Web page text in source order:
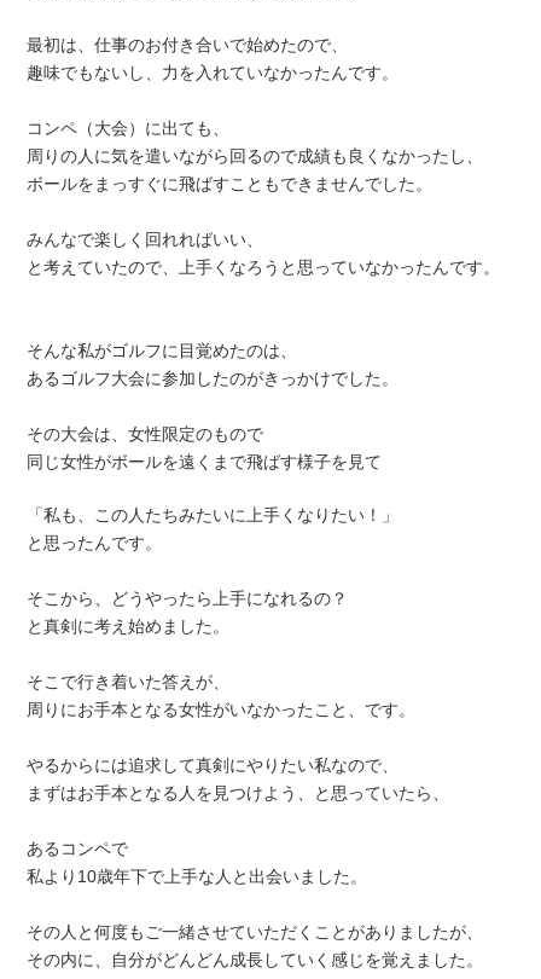
最初は、仕事のお付き合いで始めたので、
趣味でもないし、力を入れていなかったんです。
コンペ（大会）に出ても、
周りの人に気を遣いながら回るので成績も良くなかったし、
ボールをまっすぐに飛ばすこともできませんでした。
みんなで楽しく回れればいい、
と考えていたので、上手くなろうと思っていなかったんです。
そんな私がゴルフに目覚めたのは、
あるゴルフ大会に参加したのがきっかけでした。
その大会は、女性限定のもので
同じ女性がボールを遠くまで飛ばす様子を見て
「私も、この人たちみたいに上手くなりたい！」
と思ったんです。
そこから、どうやったら上手になれるの？
と真剣に考え始めました。
そこで行き着いた答えが、
周りにお手本となる女性がいなかったこと、です。
やるからには追求して真剣にやりたい私なので、
まずはお手本となる人を見つけよう、と思っていたら、
あるコンペで
私より10歳年下で上手な人と出会いました。
その人と何度もご一緒させていただくことがありましたが、
その内に、自分がどんどん成長していく感じを覚えました。